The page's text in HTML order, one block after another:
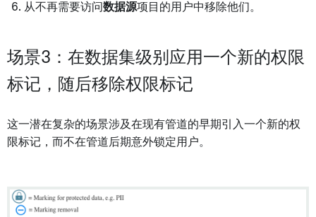
从不再需要访问 数据源项目的用户中移除他们。
场景3：在数据集级别应用一个新的权限
标记，随后移除权限标记
这一潜在复杂的场景涉及在现有管道的早期引入一个新的权
限标记，而不在管道后期意外锁定用户。